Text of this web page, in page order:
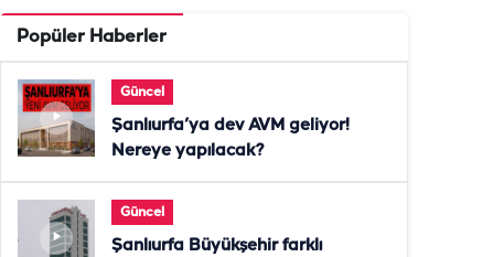
Popüler Haberler
Güncel
Şanlıurfa’ya dev AVM geliyor!
Nereye yapılacak?
Güncel
Şanlıurfa Büyükşehir farklı